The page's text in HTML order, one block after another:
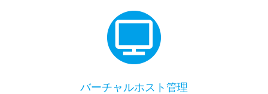
バーチャルホスト管理